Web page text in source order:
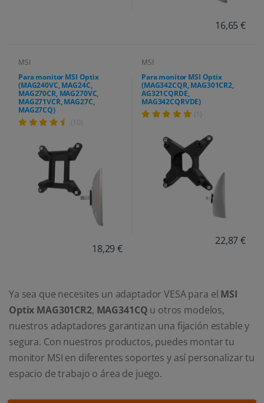
16,65 €
MSI
Para monitor MSI Optix
(MAG240VC, MAG24C,
MAG270CR, MAG270VC,
MAG271VCR, MAG27C,
MAG27CQ)
(10)
18,29 €
MSI
Para monitor MSI Optix
(MAG342CQR, MAG301CR2,
AG321CQRDE,
MAG342CQRVDE)
(1)
22,87 €
Ya sea que necesites un adaptador VESA para el MSI
Optix MAG301CR2, MAG341CQ u otros modelos,
nuestros adaptadores garantizan una fijación estable y
segura. Con nuestros productos, puedes montar tu
monitor MSI en diferentes soportes y así personalizar tu
espacio de trabajo o área de juego.